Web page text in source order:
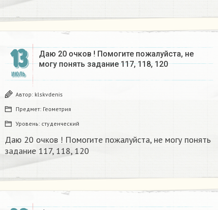
13
ИЮЛЬ
Даю 20 очков ! Помогите пожалуйста, не
могу понять задание 117, 118, 120​
Автор: klskvdenis
Предмет: Геометрия
Уровень: студенческий
Даю 20 очков ! Помогите пожалуйста, не могу понять
задание 117, 118, 120​